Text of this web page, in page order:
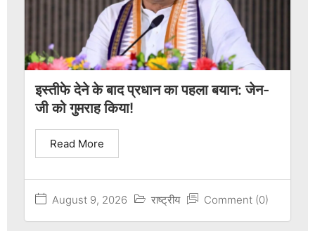
इस्तीफे देने के बाद प्रधान का पहला बयान: जेन-
जी को गुमराह किया!
August 9, 2026 राष्ट्रीय Comment (0)
Read More